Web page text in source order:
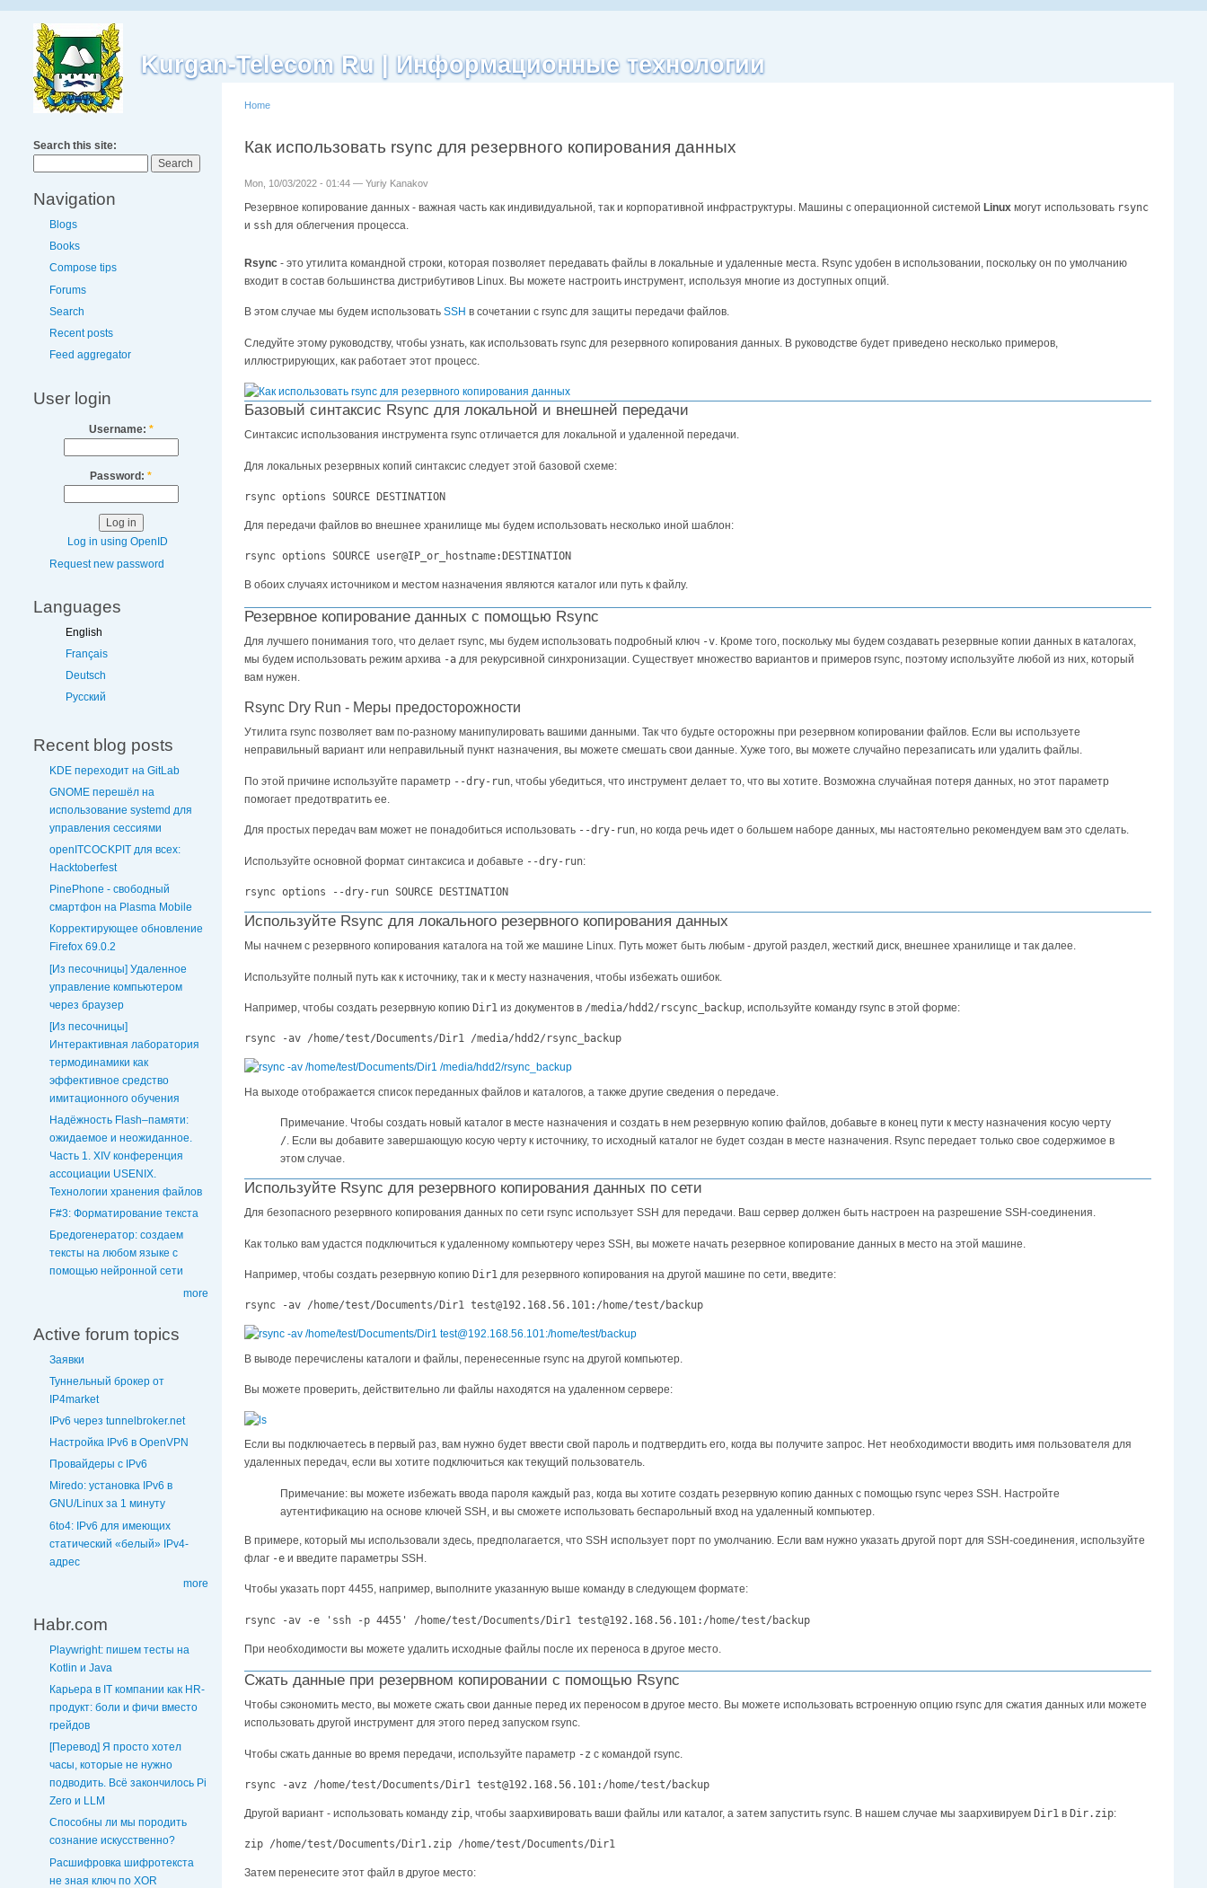
Kurgan-Telecom Ru | Информационные технологии
Search this site:
Navigation
Blogs
Books
Compose tips
Forums
Search
Recent posts
Feed aggregator
User login
Username: *
Password: *
Log in using OpenID
Request new password
Languages
English
Français
Deutsch
Русский
Recent blog posts
KDE переходит на GitLab
GNOME перешёл на
использование systemd для
управления сессиями
openITCOCKPIT для всех:
Hacktoberfest
PinePhone - свободный
смартфон на Plasma Mobile
Корректирующее обновление
Firefox 69.0.2
[Из песочницы] Удаленное
управление компьютером
через браузер
[Из песочницы]
Интерактивная лаборатория
термодинамики как
эффективное средство
имитационного обучения
Надёжность Flash–памяти:
ожидаемое и неожиданное.
Часть 1. XIV конференция
ассоциации USENIX.
Технологии хранения файлов
F#3: Форматирование текста
Бредогенератор: создаем
тексты на любом языке с
помощью нейронной сети
more
Active forum topics
Заявки
Туннельный брокер от
IP4market
IPv6 через tunnelbroker.net
Настройка IPv6 в OpenVPN
Провайдеры с IPv6
Miredo: установка IPv6 в
GNU/Linux за 1 минуту
6to4: IPv6 для имеющих
статический «белый» IPv4-
адрес
more
Habr.com
Playwright: пишем тесты на
Kotlin и Java
Карьера в IT компании как HR-
продукт: боли и фичи вместо
грейдов
[Перевод] Я просто хотел
часы, которые не нужно
подводить. Всё закончилось Pi
Zero и LLM
Способны ли мы породить
сознание искусственно?
Расшифровка шифротекста
не зная ключ по XOR
Home
Как использовать rsync для резервного копирования данных
Mon, 10/03/2022 - 01:44 — Yuriy Kanakov
Резервное копирование данных - важная часть как индивидуальной, так и корпоративной инфраструктуры. Машины с операционной системой Linux могут использовать rsync
и ssh для облегчения процесса.
Rsync - это утилита командной строки, которая позволяет передавать файлы в локальные и удаленные места. Rsync удобен в использовании, поскольку он по умолчанию
входит в состав большинства дистрибутивов Linux. Вы можете настроить инструмент, используя многие из доступных опций.
В этом случае мы будем использовать SSH в сочетании с rsync для защиты передачи файлов.
Следуйте этому руководству, чтобы узнать, как использовать rsync для резервного копирования данных. В руководстве будет приведено несколько примеров,
иллюстрирующих, как работает этот процесс.
Базовый синтаксис Rsync для локальной и внешней передачи
Синтаксис использования инструмента rsync отличается для локальной и удаленной передачи.
Для локальных резервных копий синтаксис следует этой базовой схеме:
rsync options SOURCE DESTINATION
Для передачи файлов во внешнее хранилище мы будем использовать несколько иной шаблон:
rsync options SOURCE user@IP_or_hostname:DESTINATION
В обоих случаях источником и местом назначения являются каталог или путь к файлу.
Резервное копирование данных с помощью Rsync
Для лучшего понимания того, что делает rsync, мы будем использовать подробный ключ -v. Кроме того, поскольку мы будем создавать резервные копии данных в каталогах,
мы будем использовать режим архива -a для рекурсивной синхронизации. Существует множество вариантов и примеров rsync, поэтому используйте любой из них, который
вам нужен.
Rsync Dry Run - Меры предосторожности
Утилита rsync позволяет вам по-разному манипулировать вашими данными. Так что будьте осторожны при резервном копировании файлов. Если вы используете
неправильный вариант или неправильный пункт назначения, вы можете смешать свои данные. Хуже того, вы можете случайно перезаписать или удалить файлы.
По этой причине используйте параметр --dry-run, чтобы убедиться, что инструмент делает то, что вы хотите. Возможна случайная потеря данных, но этот параметр
помогает предотвратить ее.
Для простых передач вам может не понадобиться использовать --dry-run, но когда речь идет о большем наборе данных, мы настоятельно рекомендуем вам это сделать.
Используйте основной формат синтаксиса и добавьте --dry-run:
rsync options --dry-run SOURCE DESTINATION
Используйте Rsync для локального резервного копирования данных
Мы начнем с резервного копирования каталога на той же машине Linux. Путь может быть любым - другой раздел, жесткий диск, внешнее хранилище и так далее.
Используйте полный путь как к источнику, так и к месту назначения, чтобы избежать ошибок.
Например, чтобы создать резервную копию Dir1 из документов в /media/hdd2/rscync_backup, используйте команду rsync в этой форме:
rsync -av /home/test/Documents/Dir1 /media/hdd2/rsync_backup
На выходе отображается список переданных файлов и каталогов, а также другие сведения о передаче.
Примечание. Чтобы создать новый каталог в месте назначения и создать в нем резервную копию файлов, добавьте в конец пути к месту назначения косую черту
/. Если вы добавите завершающую косую черту к источнику, то исходный каталог не будет создан в месте назначения. Rsync передает только свое содержимое в
этом случае.
Используйте Rsync для резервного копирования данных по сети
Для безопасного резервного копирования данных по сети rsync использует SSH для передачи. Ваш сервер должен быть настроен на разрешение SSH-соединения.
Как только вам удастся подключиться к удаленному компьютеру через SSH, вы можете начать резервное копирование данных в место на этой машине.
Например, чтобы создать резервную копию Dir1 для резервного копирования на другой машине по сети, введите:
rsync -av /home/test/Documents/Dir1 test@192.168.56.101:/home/test/backup
В выводе перечислены каталоги и файлы, перенесенные rsync на другой компьютер.
Вы можете проверить, действительно ли файлы находятся на удаленном сервере:
Если вы подключаетесь в первый раз, вам нужно будет ввести свой пароль и подтвердить его, когда вы получите запрос. Нет необходимости вводить имя пользователя для
удаленных передач, если вы хотите подключиться как текущий пользователь.
Примечание: вы можете избежать ввода пароля каждый раз, когда вы хотите создать резервную копию данных с помощью rsync через SSH. Настройте
аутентификацию на основе ключей SSH, и вы сможете использовать беспарольный вход на удаленный компьютер.
В примере, который мы использовали здесь, предполагается, что SSH использует порт по умолчанию. Если вам нужно указать другой порт для SSH-соединения, используйте
флаг -e и введите параметры SSH.
Чтобы указать порт 4455, например, выполните указанную выше команду в следующем формате:
При необходимости вы можете удалить исходные файлы после их переноса в другое место.
Сжать данные при резервном копировании с помощью Rsync
Чтобы сэкономить место, вы можете сжать свои данные перед их переносом в другое место. Вы можете использовать встроенную опцию rsync для сжатия данных или можете
использовать другой инструмент для этого перед запуском rsync.
Чтобы сжать данные во время передачи, используйте параметр -z с командой rsync.
rsync -avz /home/test/Documents/Dir1 test@192.168.56.101:/home/test/backup
Другой вариант - использовать команду zip, чтобы заархивировать ваши файлы или каталог, а затем запустить rsync. В нашем случае мы заархивируем Dir1 в Dir.zip:
zip /home/test/Documents/Dir1.zip /home/test/Documents/Dir1
Затем перенесите этот файл в другое место: